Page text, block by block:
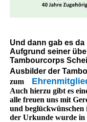
Und dann gab es
Aufgrund seiner
Tambourcorps
Ausbilder der
zum
Auch hierzu gibt es
alle freuen uns mit
und
der Urkunde wurde in